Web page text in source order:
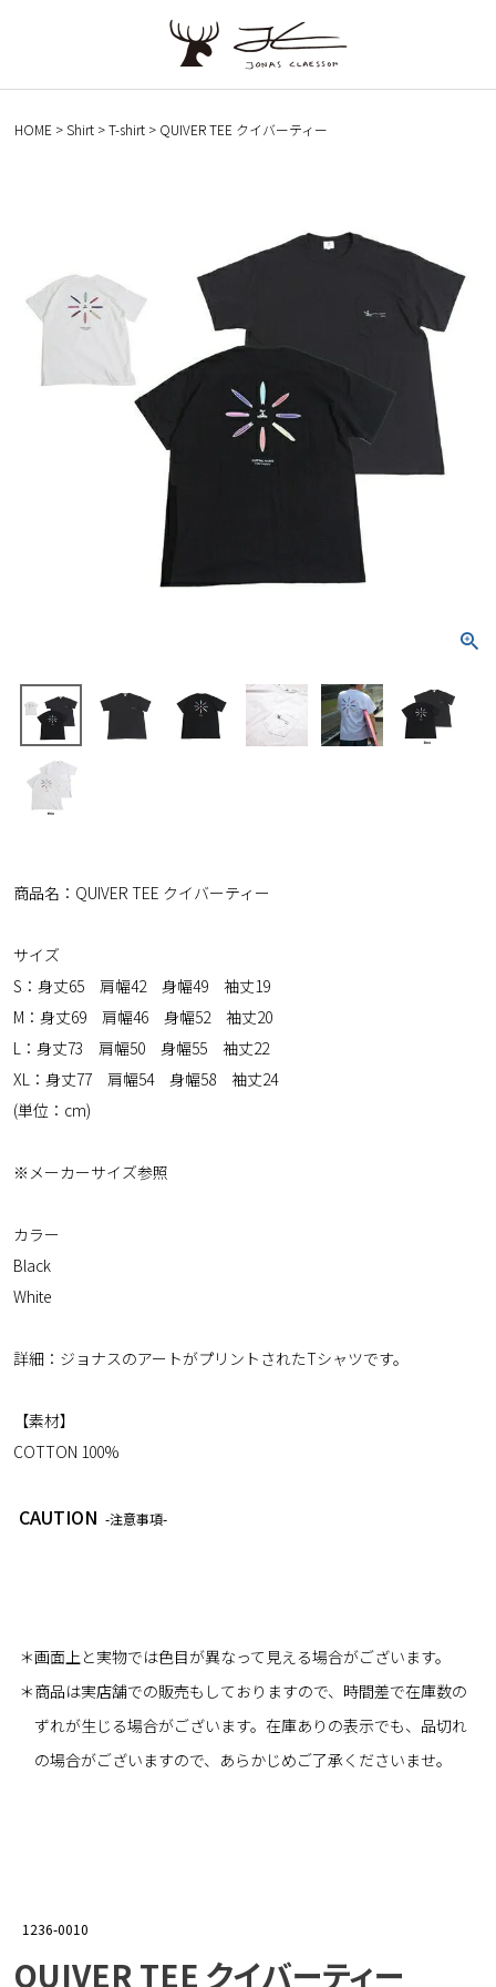
HOME Shirt T-shirt QUIVER TEE クイバーティー
商品名：QUIVER TEE クイバーティー
サイズ
S：身丈65 肩幅42 身幅49 袖丈19
M：身丈69 肩幅46 身幅52 袖丈20
L：身丈73 肩幅50 身幅55 袖丈22
XL：身丈77 肩幅54 身幅58 袖丈24
(単位：cm)
※メーカーサイズ参照
カラー
Black
White
詳細：ジョナスのアートがプリントされたTシャツです。
【素材】
COTTON 100%
CAUTION -注意事項-
＊画面上と実物では色目が異なって見える場合がございます。
＊商品は実店舗での販売もしておりますので、時間差で在庫数の
ずれが生じる場合がございます。在庫ありの表示でも、品切れ
の場合がございますので、あらかじめご了承くださいませ。
1236-0010
QUIVER TEE クイバーティー